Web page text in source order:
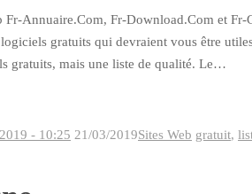
Fr-Annuaire.Com, Fr-Download.Com et
gratuits qui devraient vous être
gratuits, mais une liste de qualité. Le…
- 10:25 21/03/2019Sites Web gratuit,